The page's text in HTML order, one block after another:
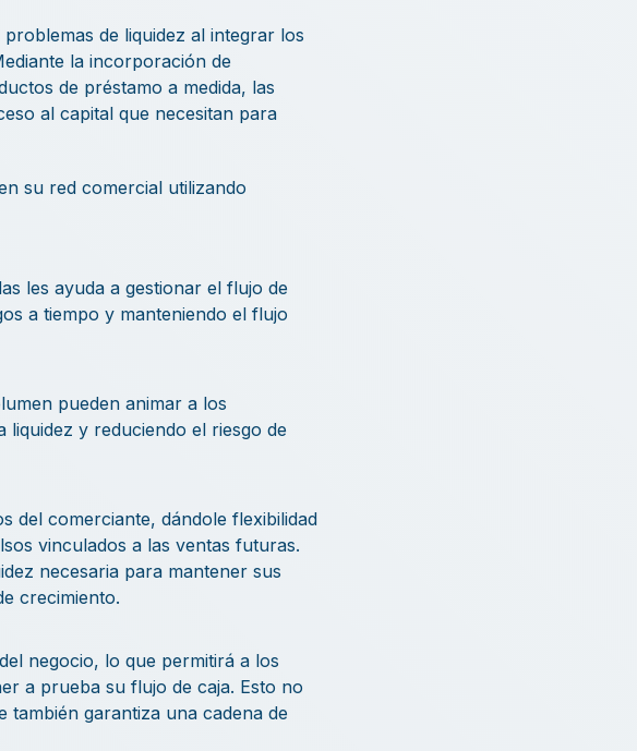
de liquidez al integrar los
la incorporación de
de préstamo a medida, las
al capital que necesitan para
su red comercial utilizando
les ayuda a gestionar el flujo de
a tiempo y manteniendo el flujo
pueden animar a los
y reduciendo el riesgo de
del comerciante, dándole flexibilidad
vinculados a las ventas futuras.
necesaria para mantener sus
crecimiento.
negocio, lo que permitirá a los
a prueba su flujo de caja. Esto no
garantiza una cadena de